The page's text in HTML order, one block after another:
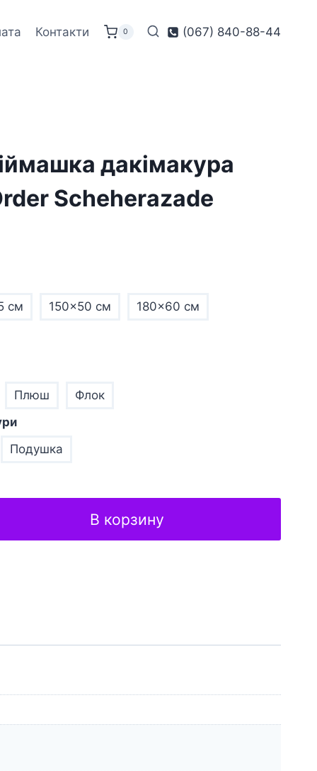
Контакти 0 (067) 840-88-44
дакімакура
Scheherazade
см 150x50 см 180x60 см
Плюш
Флок
Подушка
В корзину